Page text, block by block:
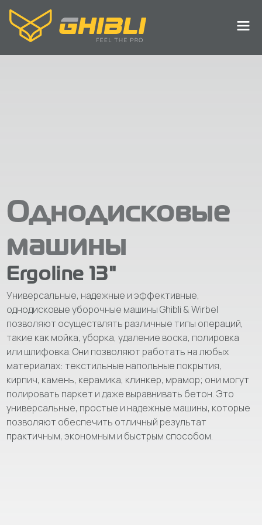
Однодисковые
машины
Ergoline 13"
Универсальные, надежные и эффективные,
однодисковые уборочные машины Ghibli & Wirbel
позволяют осуществлять различные типы операций,
такие как мойка, уборка, удаление воска, полировка
или шлифовка. Они позволяют работать на любых
материалах: текстильные напольные покрытия,
кирпич, камень, керамика, клинкер, мрамор; они могут
полировать паркет и даже выравнивать бетон. Это
универсальные, простые и надежные машины, которые
позволяют обеспечить отличный результат
практичным, экономным и быстрым способом.